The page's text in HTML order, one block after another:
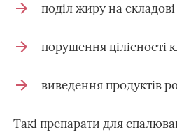
поділ жиру на
порушення цілісності
виведення продуктів
Такі препарати для